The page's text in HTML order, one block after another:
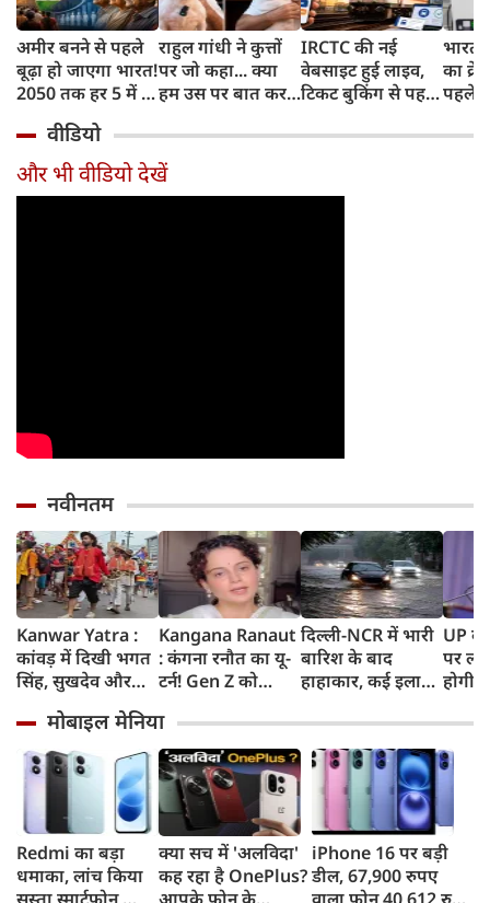
अमीर बनने से पहले
बूढ़ा हो जाएगा भारत!
2050 तक हर 5 में 1
साल से ज्यादा उम्र का
राहुल गांधी ने कुत्तों
पर जो कहा... क्या
हम उस पर बात कर
IRCTC की नई
वेबसाइट हुई लाइव,
टिकट बुकिंग से पहले
काम, जानें पूरा
भारत
का
पहले
और
वीडियो
और भी वीडियो देखें
नवीनतम
Kanwar Yatra :
कांवड़ में दिखी भगत
सिंह, सुखदेव और
अमरगाथा,
शिवभक्तों ने अनोखे
अंदाज में दी
श्रद्धांजलि
Kangana Ranaut
: कंगना रनौत का यू-
टर्न! Gen Z को
'सबसे बड़ी ताकत',
कुछ दिन पहले
प्रदर्शनकारियों को
कहा था 'जेनरेशन
गटर'
दिल्ली-NCR में भारी
बारिश के बाद
हाहाकार, कई इलाकों
जाम में फंसे लोग,
सड़कों पर भरा कमर
तक पानी
UP के
पर
होगी
मीटर
पर
मोबाइल मेनिया
Redmi का बड़ा
धमाका, लांच किया
क्या सच में 'अलविदा'
कह रहा है OnePlus?
iPhone 16 पर बड़ी
डील, 67,900 रुपए